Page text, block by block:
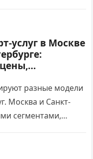
факторы спроса,
и
динамику.
услуг в Москве
разные модели
Москва и Санкт-
сегментами,
адрес ashoo…